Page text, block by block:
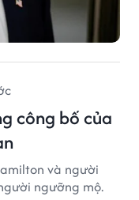
công bố của
và người
ngưỡng mộ.